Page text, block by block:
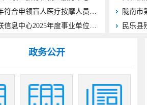
关于2026年符合申领盲人医疗按摩人员从事医疗按摩资格证书人员的公示
甘肃省残联信息中心2025年度事业单位法人年度报告书
政务公开